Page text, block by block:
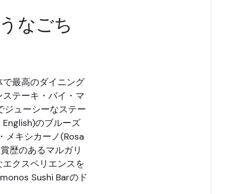
なごち
で最高のダイニング
テーキ・バイ・マ
ューシーなステー
のブルーズ
メキシカーノ(Rosa
歴のあるマルガリ
クスペリエンスを
Sushi Barのド